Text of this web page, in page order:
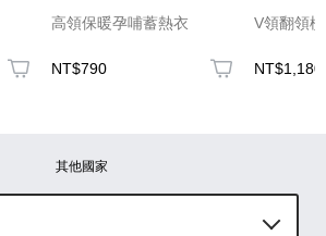
高領保暖孕哺蓄熱衣
NT$790
V領翻領
NT$1,180
其他國家